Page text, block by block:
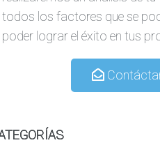
todos los factores que se
poder lograr el éxito en tus